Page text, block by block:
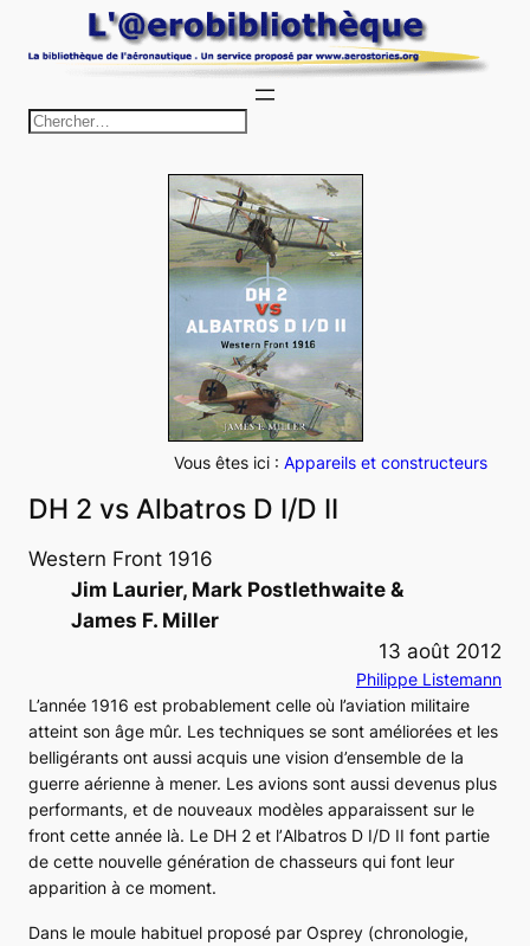
au
c
h
e
r
c
h
e
r
Vous êtes ici : Appareils et constructeurs
DH 2 vs Albatros D I/D II
Western Front 1916
Jim Laurier, Mark Postlethwaite &
James F. Miller
13 août 2012
Philippe Listemann
L’année 1916 est probablement celle où l’aviation militaire
atteint son âge mûr. Les techniques se sont améliorées et les
belligérants ont aussi acquis une vision d’ensemble de la
guerre aérienne à mener. Les avions sont aussi devenus plus
performants, et de nouveaux modèles apparaissent sur le
front cette année là. Le DH 2 et l’Albatros D I/D II font partie
de cette nouvelle génération de chasseurs qui font leur
apparition à ce moment.
Dans le moule habituel proposé par Osprey (chronologie,